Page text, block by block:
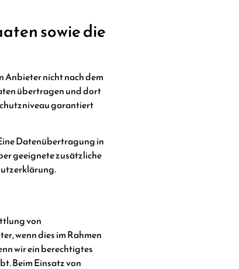
sowie die
Anbieter nicht nach dem
übertragen und dort
garantiert
Datenübertragung in
geeignete zusätzliche
von
wenn dies im Rahmen
wir ein berechtigtes
Beim Einsatz von